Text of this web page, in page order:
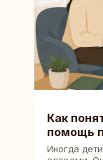
Как
помощь
Иногда